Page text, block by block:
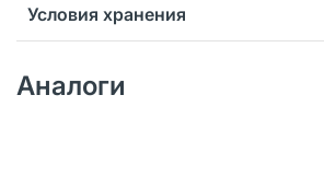
Условия хранения
Аналоги